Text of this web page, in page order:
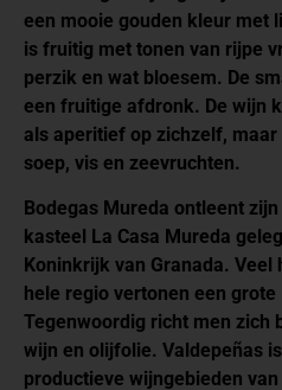
een mooie gouden kleur met
is fruitig met tonen van rijpe
perzik en wat bloesem. De
een fruitige afdronk. De wijn
als aperitief op zichzelf,
soep, vis en zeevruchten.
Bodegas Mureda ontleent
kasteel La Casa Mureda
Koninkrijk van Granada. Veel
hele regio vertonen een
Tegenwoordig richt men zich
wijn en olijfolie. Valdepeñas
productieve wijngebieden